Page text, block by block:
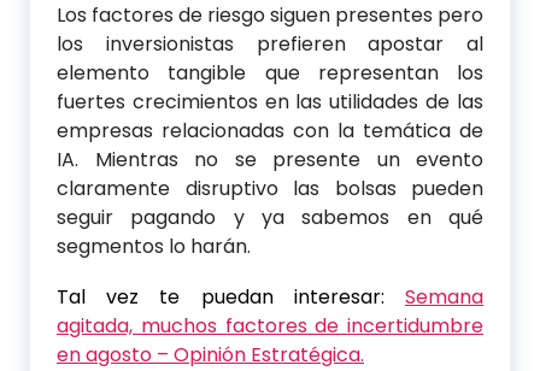
Los factores de riesgo siguen presentes pero
los inversionistas prefieren apostar al
elemento tangible que representan los
fuertes crecimientos en las utilidades de las
empresas relacionadas con la temática de
IA. Mientras no se presente un evento
claramente disruptivo las bolsas pueden
seguir pagando y ya sabemos en qué
segmentos lo harán.
Tal vez te puedan interesar: Semana
agitada, muchos factores de incertidumbre
en agosto – Opinión Estratégica.